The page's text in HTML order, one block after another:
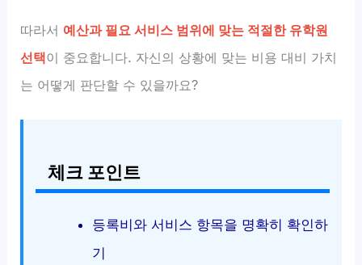
따라서 예산과 필요 서비스 범위에 맞는 적절한 유학원
선택이 중요합니다. 자신의 상황에 맞는 비용 대비 가치
는 어떻게 판단할 수 있을까요?
체크 포인트
등록비와 서비스 항목을 명확히 확인하
기